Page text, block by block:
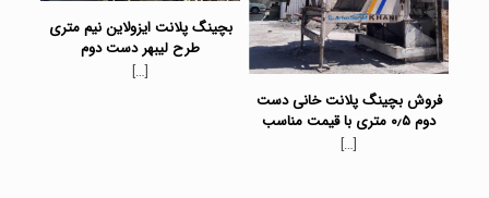
فروش بچینگ پلانت خانی دست
دوم ۰٫۵ متری با قیمت مناسب
[…]
بچینگ پلانت ایزولاین نیم متری
طرح لیبهر دست دوم
[…]